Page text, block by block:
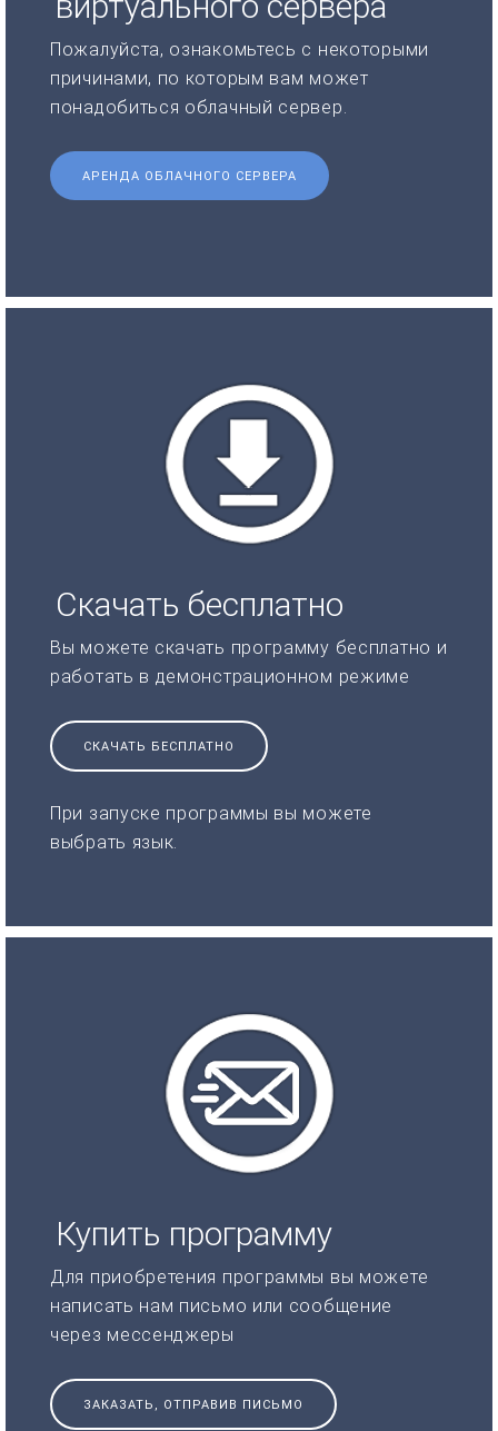
Пожалуйста, ознакомьтесь с некоторыми
причинами, по которым вам может
понадобиться облачный сервер.
АРЕНДА ОБЛАЧНОГО СЕРВЕРА
Скачать бесплатно
Вы можете скачать программу бесплатно и
работать в демонстрационном режиме
СКАЧАТЬ БЕСПЛАТНО
При запуске программы вы можете
выбрать язык.
Купить программу
Для приобретения программы вы можете
написать нам письмо или сообщение
через мессенджеры
ЗАКАЗАТЬ, ОТПРАВИВ ПИСЬМО